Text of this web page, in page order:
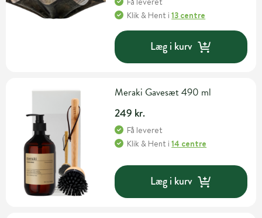
Klik & Hent i13 centre
Læg i kurv
Meraki Gavesæt 490 ml
249 kr.
Få leveret
Klik & Hent i14 centre
Læg i kurv